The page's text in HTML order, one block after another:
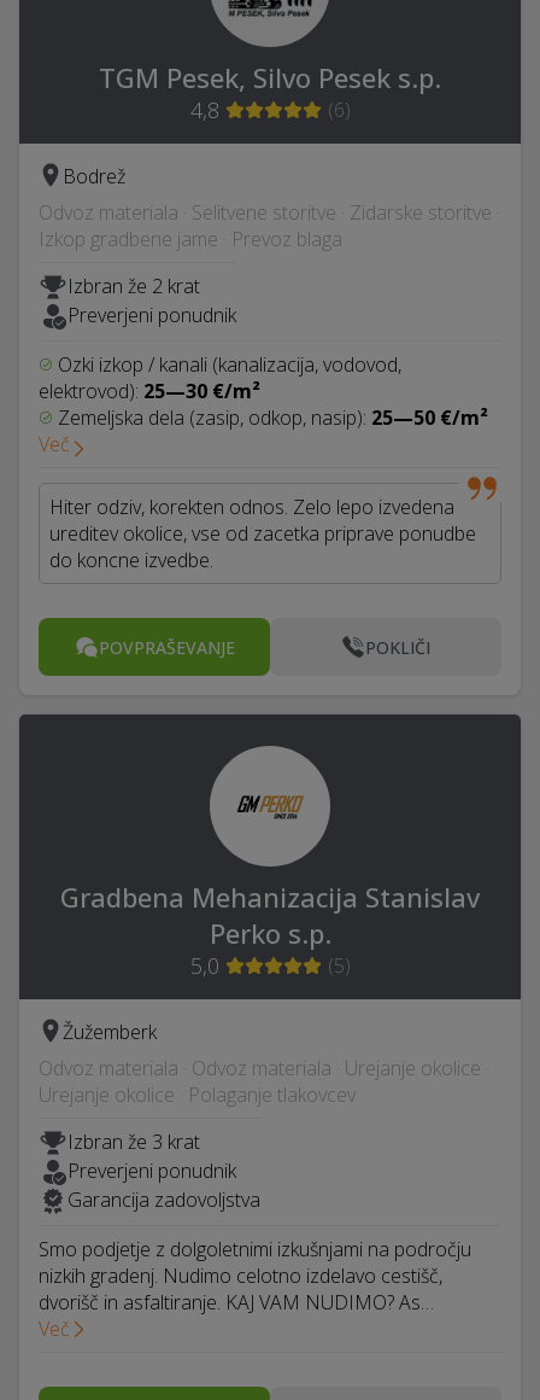
TGM Pesek, Silvo Pesek s.p.
4,8 (6)
Bodrež
Odvoz materiala · Selitvene storitve · Zidarske storitve ·
Izkop gradbene jame · Prevoz blaga
Izbran že 2 krat
Preverjeni ponudnik
Ozki izkop / kanali (kanalizacija, vodovod,
elektrovod): 25—30 €/m²
Zemeljska dela (zasip, odkop, nasip): 25—50 €/m²
Več
Hiter odziv, korekten odnos. Zelo lepo izvedena
ureditev okolice, vse od zacetka priprave ponudbe
do koncne izvedbe.
POVPRAŠEVANJE POKLIČI
Gradbena Mehanizacija Stanislav
Perko s.p.
5,0 (5)
Žužemberk
Odvoz materiala · Odvoz materiala · Urejanje okolice ·
Urejanje okolice · Polaganje tlakovcev
Izbran že 3 krat
Preverjeni ponudnik
Garancija zadovoljstva
Smo podjetje z dolgoletnimi izkušnjami na področju
nizkih gradenj. Nudimo celotno izdelavo cestišč,
dvorišč in asfaltiranje. KAJ VAM NUDIMO? As…
Več